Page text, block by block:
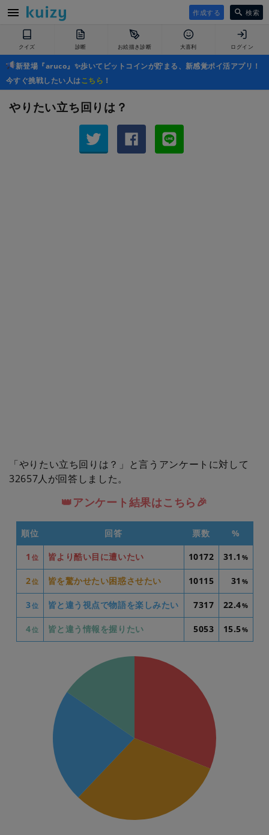
作成する 検索
クイズ 診断 お絵描き診断 大喜利 ログイン
新登場『aruco』✨歩いてビットコインが貯まる、新感覚ポイ活アプリ！
今すぐ挑戦したい人はこちら ！
やりたい立ち回りは？
「やりたい立ち回りは？」と言うアンケートに対して
32657人が回答しました。
👑アンケート結果はこちら🎉
順位 回答 票数 %
1 位 皆より酷い目に遭いたい 10172 31.1 %
2位 皆を驚かせたい困惑させたい 10115 31 %
3位 皆と違う視点で物語を楽しみたい 7317 22.4%
4位 皆と違う情報を握りたい 5053 15.5%